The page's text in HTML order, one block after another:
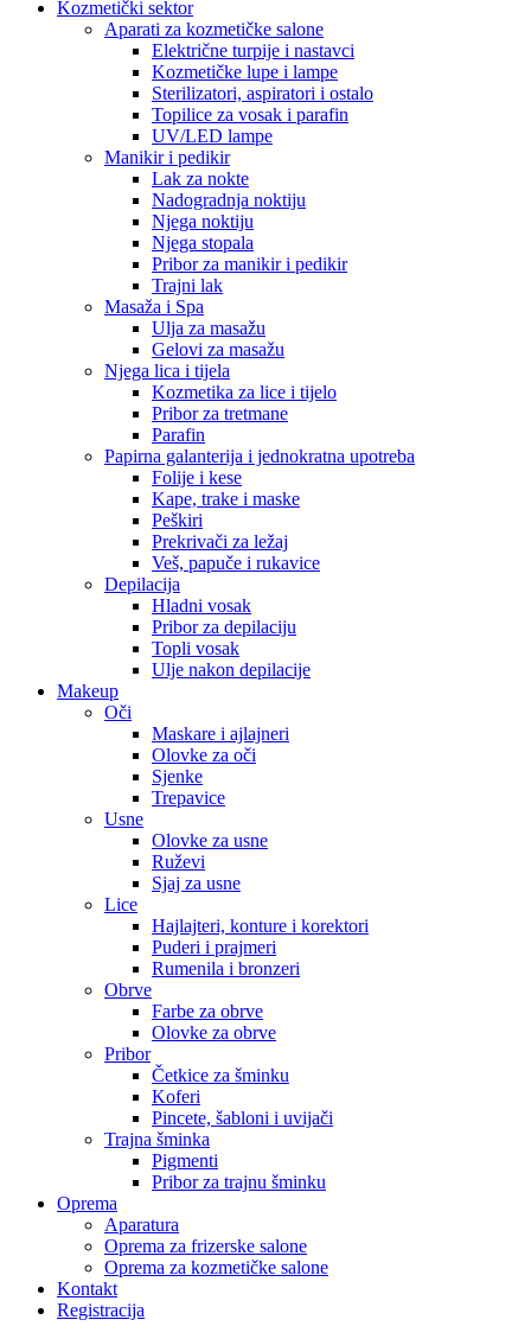
Kozmetički sektor
Aparati za kozmetičke salone
Električne turpije i nastavci
Kozmetičke lupe i lampe
Sterilizatori, aspiratori i ostalo
Topilice za vosak i parafin
UV/LED lampe
Manikir i pedikir
Lak za nokte
Nadogradnja noktiju
Njega noktiju
Njega stopala
Pribor za manikir i pedikir
Trajni lak
Masaža i Spa
Ulja za masažu
Gelovi za masažu
Njega lica i tijela
Kozmetika za lice i tijelo
Pribor za tretmane
Parafin
Papirna galanterija i jednokratna upotreba
Folije i kese
Kape, trake i maske
Peškiri
Prekrivači za ležaj
Veš, papuče i rukavice
Depilacija
Hladni vosak
Pribor za depilaciju
Topli vosak
Ulje nakon depilacije
Makeup
Oči
Maskare i ajlajneri
Olovke za oči
Sjenke
Trepavice
Usne
Olovke za usne
Ruževi
Sjaj za usne
Lice
Hajlajteri, konture i korektori
Puderi i prajmeri
Rumenila i bronzeri
Obrve
Farbe za obrve
Olovke za obrve
Pribor
Četkice za šminku
Koferi
Pincete, šabloni i uvijači
Trajna šminka
Pigmenti
Pribor za trajnu šminku
Oprema
Aparatura
Oprema za frizerske salone
Oprema za kozmetičke salone
Kontakt
Registracija